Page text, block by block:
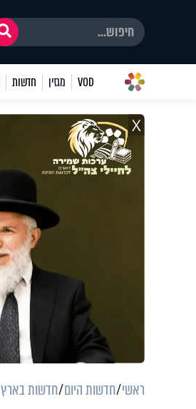
VOD מגזין חדשות
X
ראשי חדשות היום חדשות בארץ